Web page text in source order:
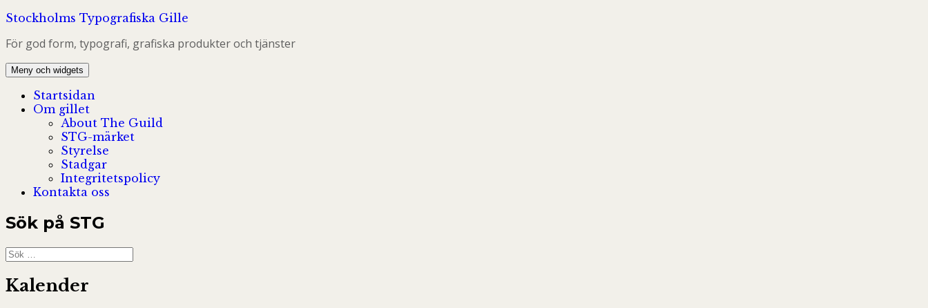
Hoppa
innehåll
Stockholms Typografiska Gille
För god form, typografi, grafiska produkter och tjänster
Meny och widgets
Startsidan
Om gillet
About The Guild
STG-märket
Styrelse
Stadgar
Integritetspolicy
Kontakta oss
Sök på STG
Sök
efter:
Kalender